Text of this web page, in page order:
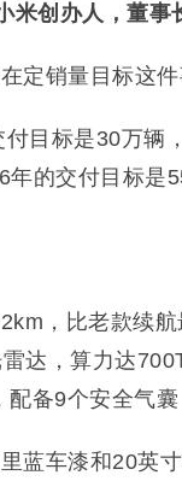
米创办人，董事
定销量目标这
目标是30万辆
的交付目标是
，比老款续
达，算力达
备9个安全气囊
蓝车漆和20英